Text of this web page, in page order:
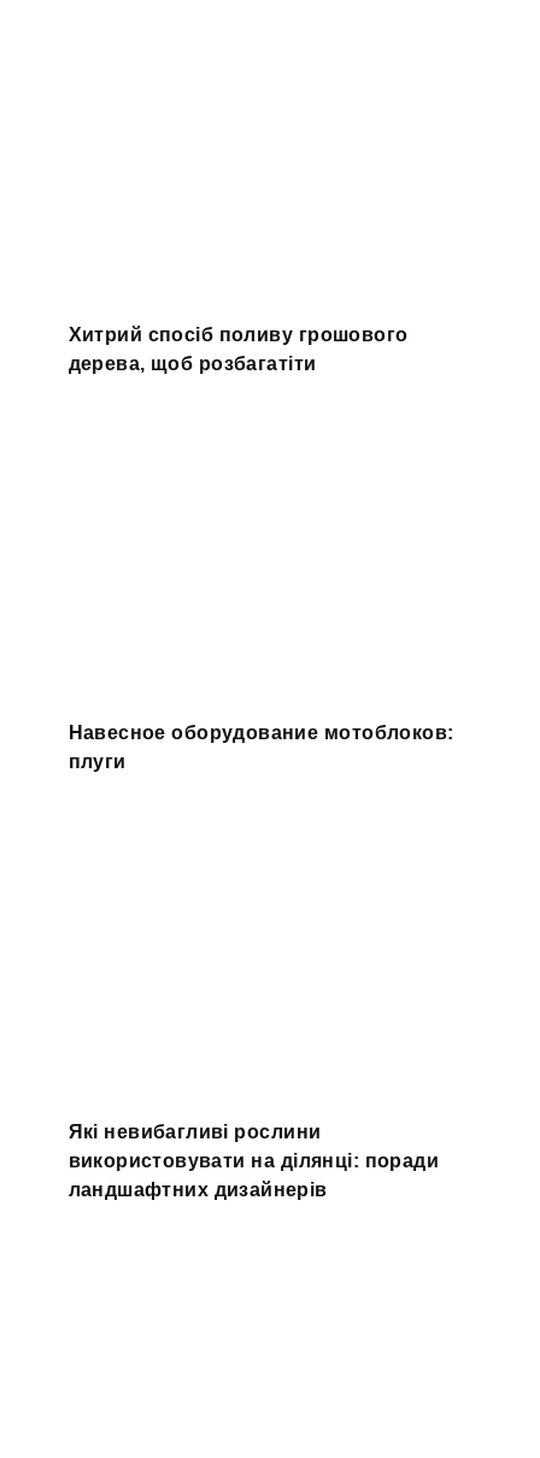
Хитрий спосіб поливу грошового
дерева, щоб розбагатіти
Навесное оборудование мотоблоков:
плуги
Які невибагливі рослини
використовувати на ділянці: поради
ландшафтних дизайнерів